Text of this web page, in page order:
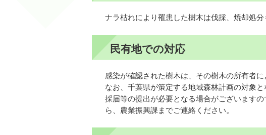
ナラ枯れにより罹患した樹木は伐採、焼却処
民有地での対応
感染が確認された樹木は、その樹木の所有者に
なお、千葉県が策定する地域森林計画の対象
採届等の提出が必要となる場合がございます
ら、農業振興課までご連絡ください。